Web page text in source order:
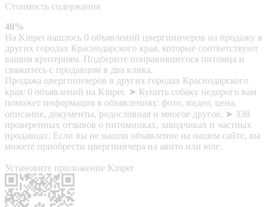
Стоимость содержания
40%
На Kinpet нашлось 0 объявлений цвергпинчеров на продажу в
других городах Краснодарского края, которые соответствуют
вашим критериям. Подберите понравившегося питомца и
свяжитесь с продавцом в два клика.
Продажа цвергпинчеров в других городах Краснодарского
края: 0 объявлений на Kinpet. ➤ Купить собаку недорого вам
поможет информация в объявлениях: фото, видео, цена,
описание, документы, родословная и многое другое. ➤ 338
проверенных отзывов о питомниках, заводчиках и частных
продавцах. Если вы не нашли объявление на нашем сайте, вы
можете приобрести цвергпинчера на авито или юле.
Установите приложение Kinpet